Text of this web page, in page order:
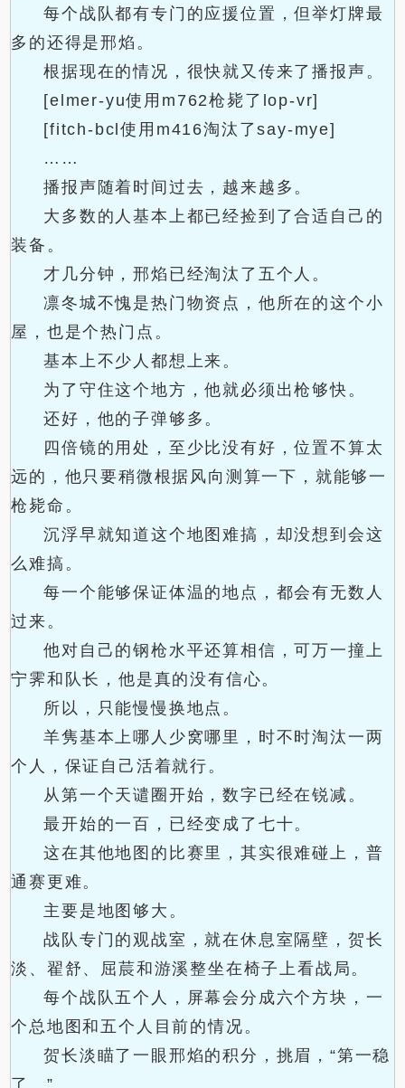
每个战队都有专门的应援位置，但举灯牌最
多的还得是邢焰。
根据现在的情况，很快就又传来了播报声。
[elmer-yu使用m762枪毙了lop-vr]
[fitch-bcl使用m416淘汰了say-mye]
……
播报声随着时间过去，越来越多。
大多数的人基本上都已经捡到了合适自己的
装备。
才几分钟，邢焰已经淘汰了五个人。
凛冬城不愧是热门物资点，他所在的这个小
屋，也是个热门点。
基本上不少人都想上来。
为了守住这个地方，他就必须出枪够快。
还好，他的子弹够多。
四倍镜的用处，至少比没有好，位置不算太
远的，他只要稍微根据风向测算一下，就能够一
枪毙命。
沉浮早就知道这个地图难搞，却没想到会这
么难搞。
每一个能够保证体温的地点，都会有无数人
过来。
他对自己的钢枪水平还算相信，可万一撞上
宁霁和队长，他是真的没有信心。
所以，只能慢慢换地点。
羊隽基本上哪人少窝哪里，时不时淘汰一两
个人，保证自己活着就行。
从第一个天谴圈开始，数字已经在锐减。
最开始的一百，已经变成了七十。
这在其他地图的比赛里，其实很难碰上，普
通赛更难。
主要是地图够大。
战队专门的观战室，就在休息室隔壁，贺长
淡、翟舒、屈莀和游溪整坐在椅子上看战局。
每个战队五个人，屏幕会分成六个方块，一
个总地图和五个人目前的情况。
贺长淡瞄了一眼邢焰的积分，挑眉，“第一稳
了。”